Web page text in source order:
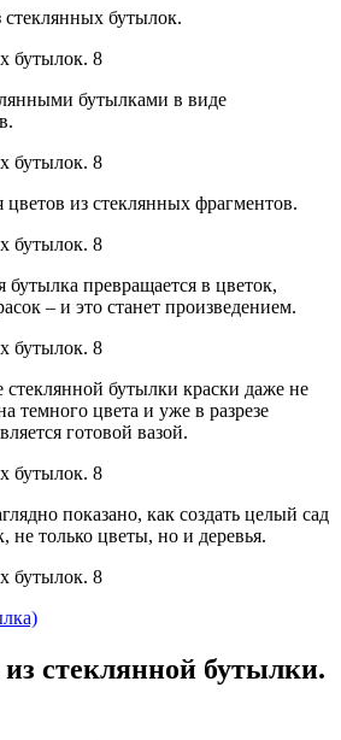
стеклянных бутылок.
бутылками в виде
цветов из стеклянных фрагментов.
бутылка превращается в цветок,
– и это станет произведением.
бутылки краски даже не
темного цвета и уже в разрезе
готовой вазой.
показано, как создать целый сад
не только цветы, но и деревья.
стеклянной бутылки.